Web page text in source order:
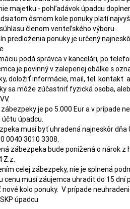
majetku - pohľadávok úpadcu
členom veriteľského výboru.
doložiť informácie, mail, tel. kontakt
úpadcu.
0040 3010 3308.
Z.z.
celej zábezpeky, nie je splnená
nové kolo ponuky.  V prípade
SKP úpadcu